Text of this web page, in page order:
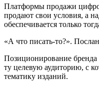
Платформы продажи
продают свои условия, а
обеспечивается только
«А что писать-то?».
Позиционирование
ту целевую аудиторию, с
тематику изданий.